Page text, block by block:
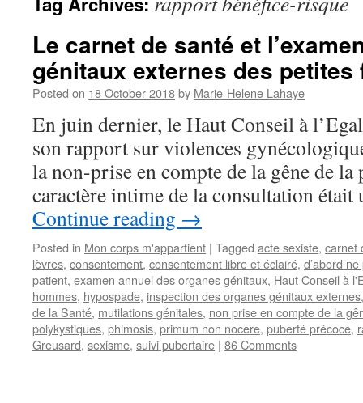
Le carnet de santé et
génitaux externes des
Posted on 18 October 2018by Marie-Helene Lahaye
En juin dernier, le Haut Conseil à
son rapport sur violences
la non-prise en compte de la gêne de la
caractère intime de la consultation
Continue reading →
Posted in Mon corps m'appartient | Tagged acte sexiste, carnet
lèvres, consentement, consentement libre et éclairé, d’abord
patient, examen annuel des organes génitaux, Haut Conseil à
hommes, hypospade, inspection des organes génitaux externes
de la Santé, mutilations génitales, non prise en compte de la
polykystiques, phimosis, primum non nocere, puberté précoce,
Greusard, sexisme, suivi pubertaire | 86 Comments